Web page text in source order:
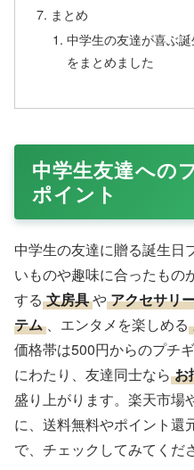
まとめ
中学生の友達が喜ぶ
をまとめました
中学生友達への
ポイント
中学生の友達に贈る誕生日
いものや趣味に合ったもの
する 文房具やアクセサリ
テム 、エンタメを楽しめる
価格帯は500円からのプチ
にわたり、友達同士なら お
盛り上がります。楽天市場
に、送料無料やポイント還
で、チェックしてみてくだ